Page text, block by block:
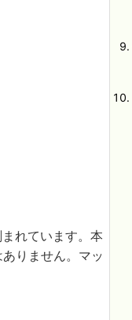
れています。本
りません。マッ